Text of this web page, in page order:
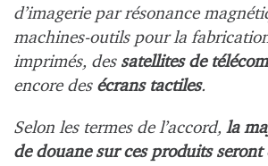
d’imagerie par résonance
machines-outils pour la
imprimés, des satellites de
encore des écrans tactiles.
Selon les termes de l’accord, la
de douane sur ces produits seront